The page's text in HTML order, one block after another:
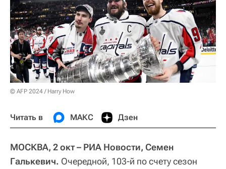
© AFP 2024 / Harry How
Читать в МАКС Дзен
МОСКВА, 2 окт – РИА Новости, Семен
Галькевич. Очередной, 103-й по счету сезон